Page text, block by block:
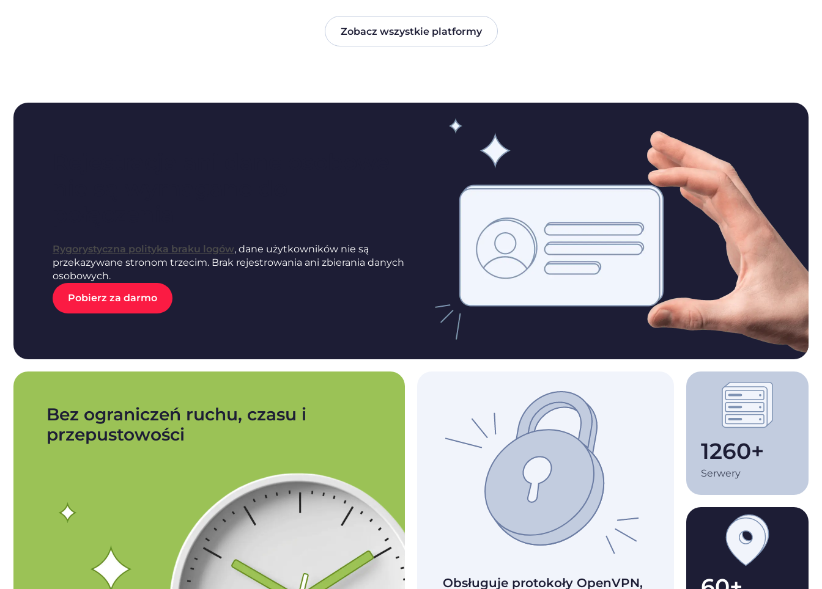
Zobacz wszystkie platformy
Rygorystyczna polityka braku logów, dane użytkowników nie są
przekazywane stronom trzecim. Brak rejestrowania ani zbierania danych
osobowych.
Pobierz za darmo
Bez ograniczeń ruchu, czasu i
przepustowości
Obsługuje protokoły OpenVPN,
1260+
Serwery